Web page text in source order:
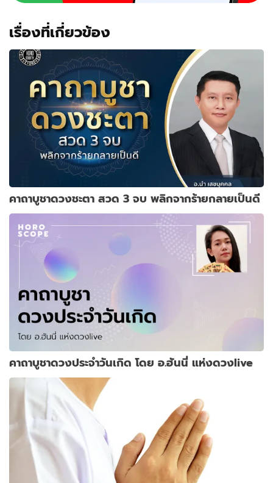
เรื่องที่เกี่ยวข้อง
คาถาบูชาดวงชะตา สวด 3 จบ พลิกจากร้ายกลายเป็นดี
คาถาบูชาดวงประจำวันเกิด โดย อ.ฮันนี่ แห่งดวงlive